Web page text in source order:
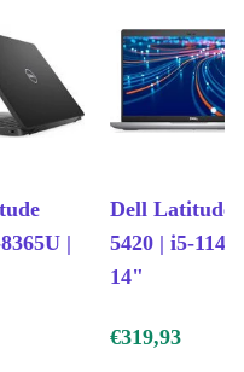
|
Dell Latitude
5420 | i5-
14"
€319,93